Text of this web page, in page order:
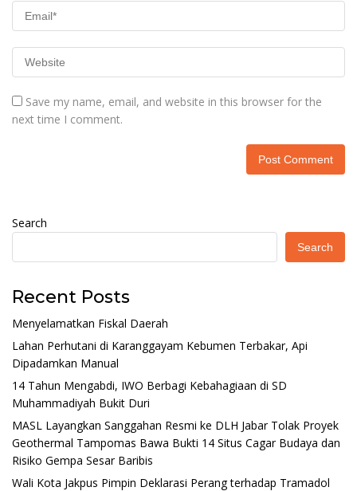
Save my name, email, and website in this browser for the
next time I comment.
Search
Search
Recent Posts
Menyelamatkan Fiskal Daerah
Lahan Perhutani di Karanggayam Kebumen Terbakar, Api
Dipadamkan Manual
14 Tahun Mengabdi, IWO Berbagi Kebahagiaan di SD
Muhammadiyah Bukit Duri
MASL Layangkan Sanggahan Resmi ke DLH Jabar Tolak Proyek
Geothermal Tampomas Bawa Bukti 14 Situs Cagar Budaya dan
Risiko Gempa Sesar Baribis
Wali Kota Jakpus Pimpin Deklarasi Perang terhadap Tramadol